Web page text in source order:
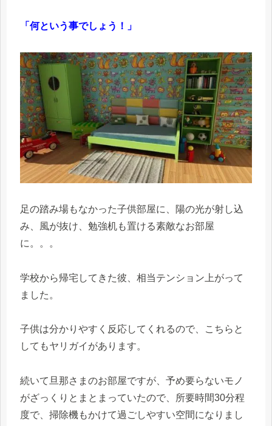
「何という事でしょう！」
足の踏み場もなかった子供部屋に、陽の光が射し込
み、風が抜け、勉強机も置ける素敵なお部屋
に。。。
学校から帰宅してきた彼、相当テンション上がって
ました。
子供は分かりやすく反応してくれるので、こちらと
してもヤリガイがあります。
続いて旦那さまのお部屋ですが、予め要らないモノ
がざっくりとまとまっていたので、所要時間30分程
度で、掃除機もかけて過ごしやすい空間になりまし